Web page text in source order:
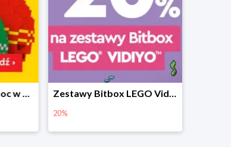
Zestawy Bitbox LEGO Vidiyo w Planecie Klocków -20%
20%